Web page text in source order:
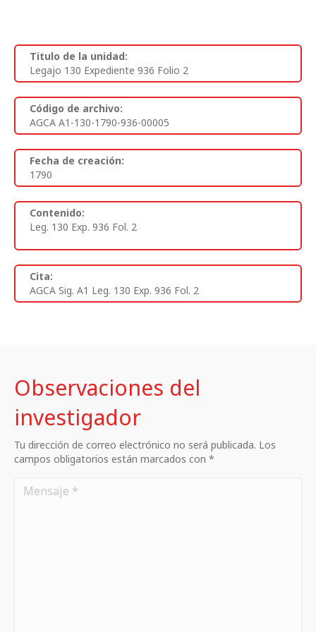
Titulo de la unidad:
Legajo 130 Expediente 936 Folio 2
Código de archivo:
AGCA A1-130-1790-936-00005
Fecha de creación:
1790
Contenido:
Leg. 130 Exp. 936 Fol. 2
Cita:
AGCA Sig. A1 Leg. 130 Exp. 936 Fol. 2
Observaciones del
investigador
Tu dirección de correo electrónico no será publicada. Los
campos obligatorios están marcados con *